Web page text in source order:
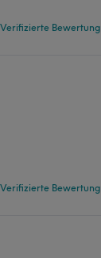
Verifizierte Bewertung
Verifizierte Bewertung